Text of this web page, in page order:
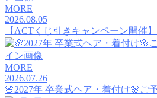
MORE
2026.08.05
【ACTくじ引きキャンペーン開催
MORE
2026.07.26
🌸2027年 卒業式ヘア・着付け🌸ご